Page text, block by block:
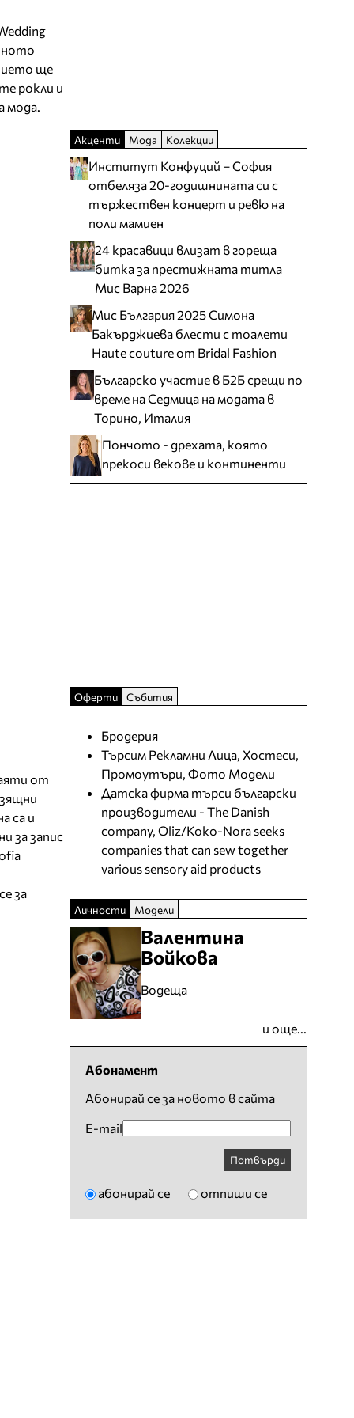
ще
рокли и
мода.
от
са и
за запис
за
Акценти Мода Колекции
Институт Конфуций – София
отбеляза 20-годишнината си с
тържествен концерт и ревю на
поли мамиен
24 красавици влизат в гореща
битка за престижната титла
Мис Варна 2026
Мис България 2025 Симона
Бакърджиева блести с тоалети
Haute couture от Bridal Fashion
Българско участие в Б2Б срещи по
време на Седмица на модата в
Торино, Италия
Пончото - дрехата, която
прекоси векове и континенти
Оферти Събития
Бродерия
Търсим Рекламни Лица, Хостеси,
Промоутъри, Фото Модели
Датска фирма търси български
производители - The Danish
company, Oliz/Koko-Nora seeks
companies that can sew together
various sensory aid products
Личности Модели
Валентина
Войкова
Водеща
и още...
Абонамент
Абонирай се за новото в сайта
E-mail
Потвърди
абонирай се отпиши се